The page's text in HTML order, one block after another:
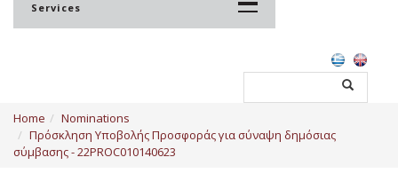
Services
Profile
Regulation
Home
Nominations
Πρόσκληση Υποβολής Προσφοράς για σύναψη δημόσιας
σύμβασης - 22PROC010140623